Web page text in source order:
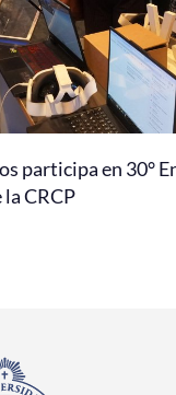
participa en 30°
CRCP